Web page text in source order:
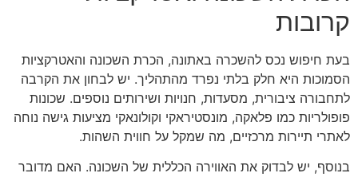
קרובות
בעת חיפוש נכס להשכרה באתונה, הכרת השכונה והאטרקציות
הסמוכות היא חלק בלתי נפרד מהתהליך. יש לבחון את הקרבה
לתחבורה ציבורית, מסעדות, חנויות ושירותים נוספים. שכונות
פופולריות כמו פלאקה, מונסטיראקי וקולונאקי מציעות גישה נוחה
לאתרי תיירות מרכזיים, מה שמקל על חווית השהות.
בנוסף, יש לבדוק את האווירה הכללית של השכונה. האם מדובר